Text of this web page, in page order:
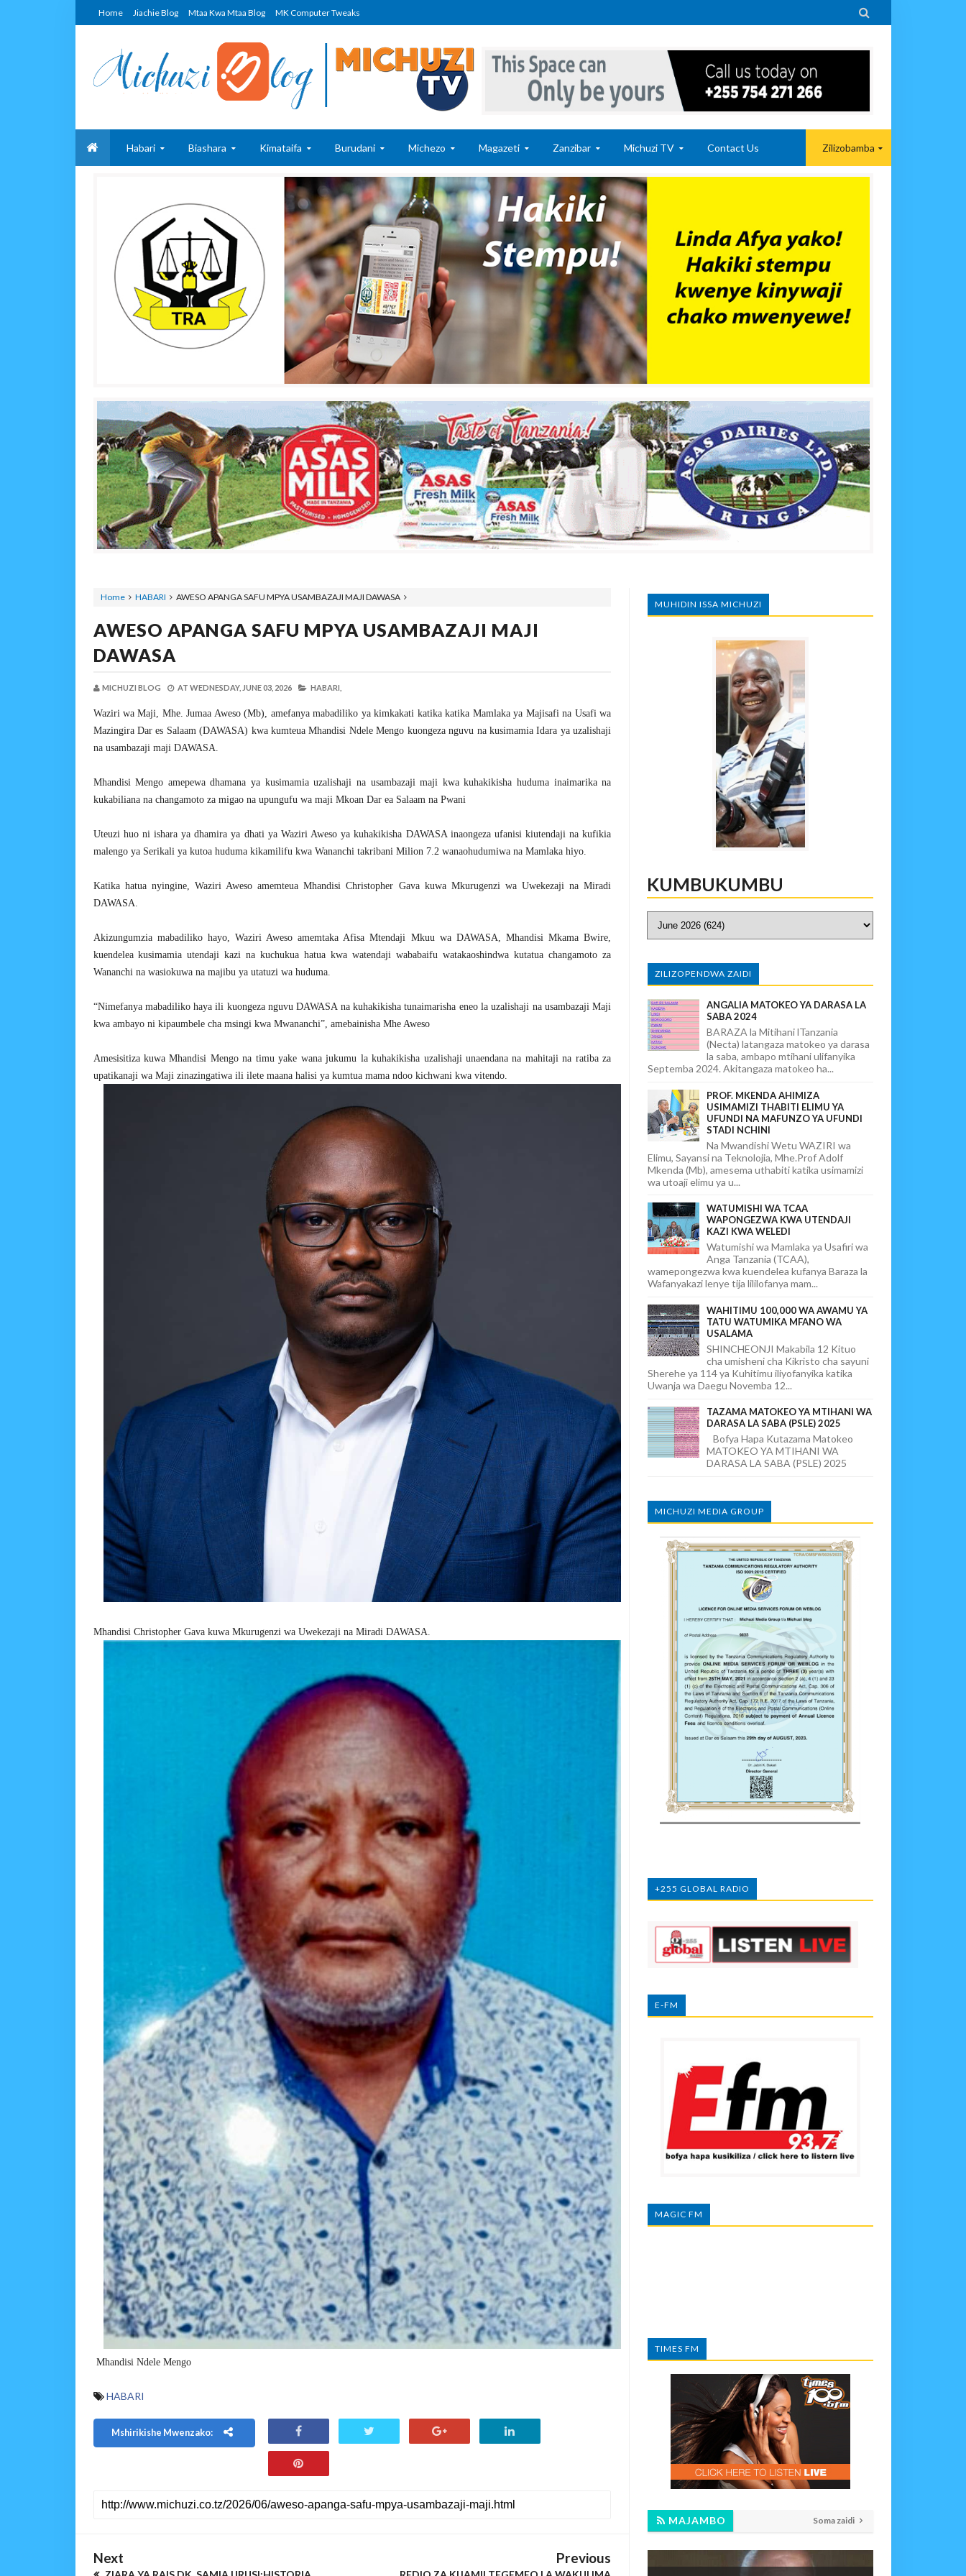
Home Jiachie Blog Mtaa Kwa Mtaa Blog MK Computer Tweaks 
Habari Biashara Kimataifa Burudani Michezo Magazeti Zanzibar Michuzi TV Contact Us Zilizobamba
Home HABARI AWESO APANGA SAFU MPYA USAMBAZAJI MAJI DAWASA
AWESO APANGA SAFU MPYA USAMBAZAJI MAJI
DAWASA
MICHUZI BLOG AT WEDNESDAY, JUNE 03, 2026 HABARI,
Waziri wa Maji, Mhe. Jumaa Aweso (Mb), amefanya mabadiliko ya kimkakati katika katika Mamlaka ya Majisafi na Usafi wa
Mazingira Dar es Salaam (DAWASA) kwa kumteua Mhandisi Ndele Mengo kuongeza nguvu na kusimamia Idara ya uzalishaji
na usambazaji maji DAWASA.
Mhandisi Mengo amepewa dhamana ya kusimamia uzalishaji na usambazaji maji kwa kuhakikisha huduma inaimarika na
kukabiliana na changamoto za migao na upungufu wa maji Mkoan Dar ea Salaam na Pwani
Uteuzi huo ni ishara ya dhamira ya dhati ya Waziri Aweso ya kuhakikisha DAWASA inaongeza ufanisi kiutendaji na kufikia
malengo ya Serikali ya kutoa huduma kikamilifu kwa Wananchi takribani Milion 7.2 wanaohudumiwa na Mamlaka hiyo.
Katika hatua nyingine, Waziri Aweso amemteua Mhandisi Christopher Gava kuwa Mkurugenzi wa Uwekezaji na Miradi
DAWASA.
Akizungumzia mabadiliko hayo, Waziri Aweso amemtaka Afisa Mtendaji Mkuu wa DAWASA, Mhandisi Mkama Bwire,
kuendelea kusimamia utendaji kazi na kuchukua hatua kwa watendaji wababaifu watakaoshindwa kutatua changamoto za
Wananchi na wasiokuwa na majibu ya utatuzi wa huduma.
“Nimefanya mabadiliko haya ili kuongeza nguvu DAWASA na kuhakikisha tunaimarisha eneo la uzalishaji na usambazaji Maji
kwa ambayo ni kipaumbele cha msingi kwa Mwananchi”, amebainisha Mhe Aweso
Amesisitiza kuwa Mhandisi Mengo na timu yake wana jukumu la kuhakikisha uzalishaji unaendana na mahitaji na ratiba za
upatikanaji wa Maji zinazingatiwa ili ilete maana halisi ya kumtua mama ndoo kichwani kwa vitendo.
Mhandisi Christopher Gava kuwa Mkurugenzi wa Uwekezaji na Miradi DAWASA.
Mhandisi Ndele Mengo
HABARI
Mshirikishe Mwenzako:
Next Previous
MUHIDIN ISSA MICHUZI
KUMBUKUMBU
ZILIZOPENDWA ZAIDI
ANGALIA MATOKEO YA DARASA LA
SABA 2024
BARAZA la Mitihani lTanzania
(Necta) latangaza matokeo ya darasa
la saba, ambapo mtihani ulifanyika
Septemba 2024. Akitangaza matokeo ha...
PROF. MKENDA AHIMIZA
USIMAMIZI THABITI ELIMU YA
UFUNDI NA MAFUNZO YA UFUNDI
STADI NCHINI
Na Mwandishi Wetu WAZIRI wa
Elimu, Sayansi na Teknolojia, Mhe.Prof Adolf
Mkenda (Mb), amesema uthabiti katika usimamizi
wa utoaji elimu ya u...
WATUMISHI WA TCAA
WAPONGEZWA KWA UTENDAJI
KAZI KWA WELEDI
Watumishi wa Mamlaka ya Usafiri wa
Anga Tanzania (TCAA),
wamepongezwa kwa kuendelea kufanya Baraza la
Wafanyakazi lenye tija lililofanya mam...
WAHITIMU 100,000 WA AWAMU YA
TATU WATUMIKA MFANO WA
USALAMA
SHINCHEONJI Makabila 12 Kituo
cha umisheni cha Kikristo cha sayuni
Sherehe ya 114 ya Kuhitimu iliyofanyika katika
Uwanja wa Daegu Novemba 12...
TAZAMA MATOKEO YA MTIHANI WA
DARASA LA SABA (PSLE) 2025
Bofya Hapa Kutazama Matokeo
MATOKEO YA MTIHANI WA
DARASA LA SABA (PSLE) 2025
MICHUZI MEDIA GROUP
+255 GLOBAL RADIO
E-FM
MAGIC FM
TIMES FM
MAJAMBO Soma zaidi